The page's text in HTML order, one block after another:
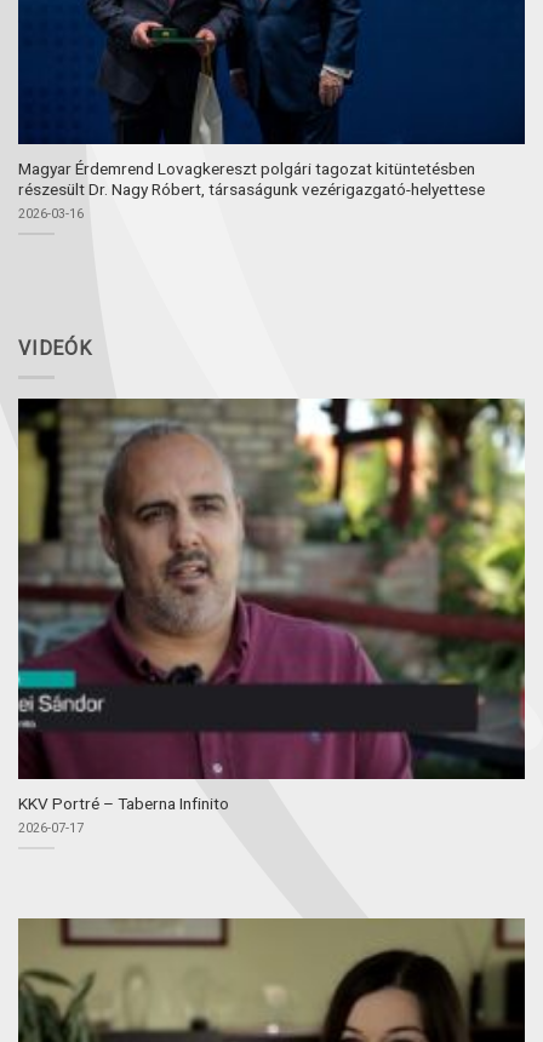
Magyar Érdemrend Lovagkereszt polgári tagozat kitüntetésben
részesült Dr. Nagy Róbert, társaságunk vezérigazgató-helyettese
2026-03-16
VIDEÓK
KKV Portré – Taberna Infinito
2026-07-17